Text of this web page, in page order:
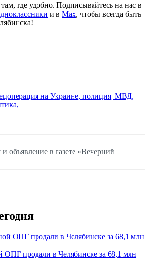
где удобно. Подписывайтесь на нас в
и в Max, чтобы всегда быть
на Украине, полиция, МВД,
и объявление в газете «Вечерний
ОПГ продали в Челябинске за 68,1 млн